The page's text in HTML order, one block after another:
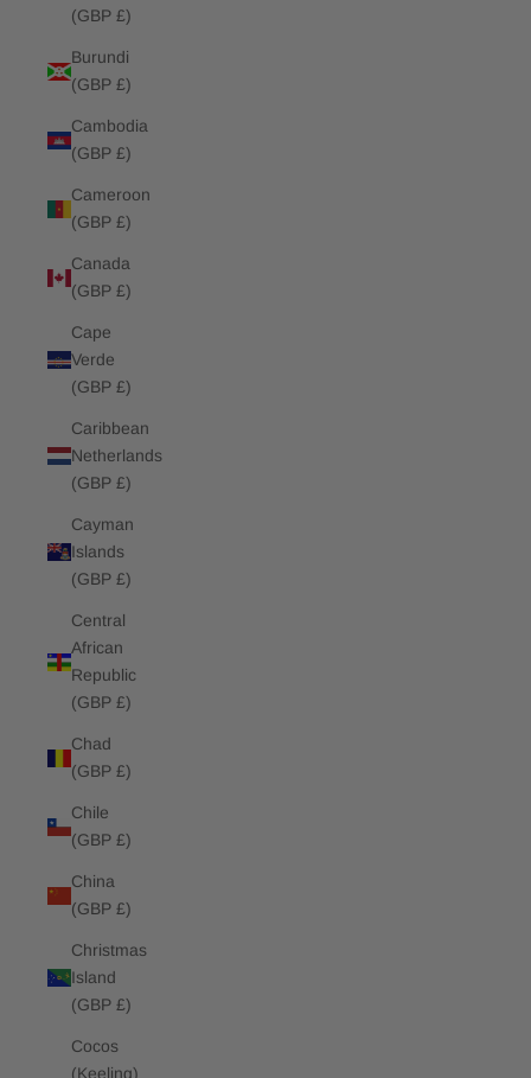
(GBP £)
Burundi
(GBP £)
Cambodia
(GBP £)
Cameroon
(GBP £)
Canada
(GBP £)
Cape
Verde
(GBP £)
Caribbean
Netherlands
(GBP £)
Cayman
Islands
(GBP £)
Central
African
Republic
(GBP £)
Chad
(GBP £)
Chile
(GBP £)
China
(GBP £)
Christmas
Island
(GBP £)
Cocos
(Keeling)